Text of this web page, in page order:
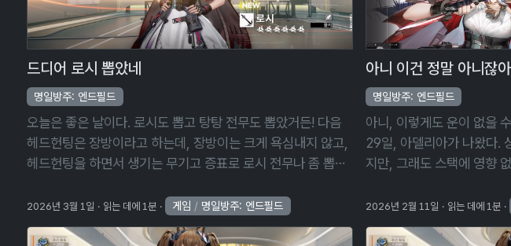
드디어 로시 뽑았네
명일방주: 엔드필드
오늘은 좋은 날이다. 로시도 뽑고 탕탕 전무도 뽑았거든! 다음
헤드헌팅은 장방이라고 하는데, 장방이는 크게 욕심내지 않고,
헤드헌팅을 하면서 생기는 무기고 증표로 로시 전무나 좀 뽑을
로시의 전무도 뽑 …
아니 이건 정말 아니잖
명일방주: 엔드필드
아니, 이렇게도 운이 없을
29일, 아델리아가 나왔다.
지만, 그래도 스택에 영향
터가 나오면 …
2026년 3월 1일 읽는 데에 1분 게임 / 명일방주: 엔드필드 2026년 2월 11일 읽는 데에 1분